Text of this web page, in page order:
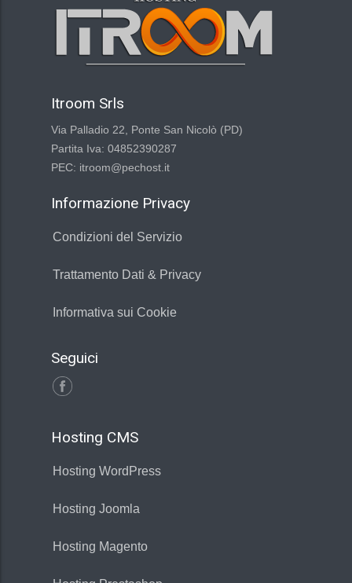
Itroom Srls
Via Palladio 22, Ponte San Nicolò (PD)
Partita Iva: 04852390287
PEC: itroom@pechost.it
Informazione Privacy
Condizioni del Servizio
Trattamento Dati & Privacy
Informativa sui Cookie
Seguici
Hosting CMS
Hosting WordPress
Hosting Joomla
Hosting Magento